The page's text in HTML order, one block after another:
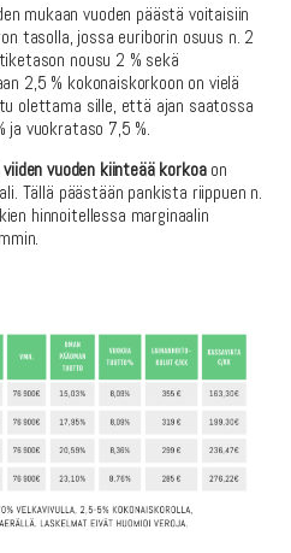
mukaan vuoden päästä voitaisiin
tasolla, jossa euriborin osuus n. 2
nousu 2 % sekä
2,5 % kokonaiskorkoon on vielä
olettama sille, että ajan saatossa
ja vuokrataso 7,5 %.
viiden vuoden kiinteää korkoaon
Tällä päästään pankista riippuen n.
hinnoitellessa marginaalin